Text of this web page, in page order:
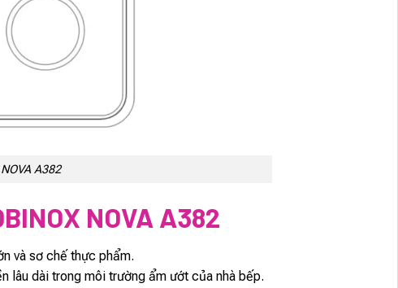
A382
NOVA A382
và sơ chế thực phẩm.
lâu dài trong môi trường ẩm ướt của nhà bếp.